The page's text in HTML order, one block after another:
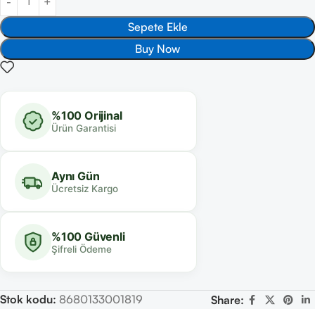
Sepete Ekle
Buy Now
%100 Orijinal
Ürün Garantisi
Aynı Gün
Ücretsiz Kargo
%100 Güvenli
Şifreli Ödeme
Stok kodu: 8680133001819
Share: